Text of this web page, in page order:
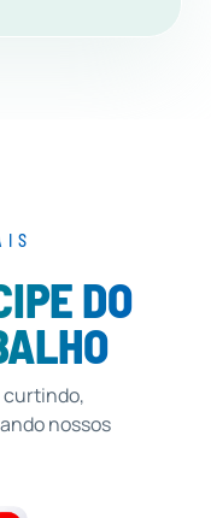
DO
curtindo,
nossos